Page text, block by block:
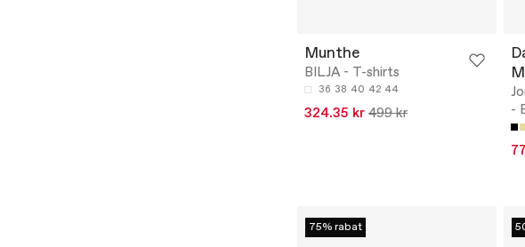
Munthe
BILJA - T-shirts
36 38 40 42 44
324.35 kr 499 kr
-
75% rabat